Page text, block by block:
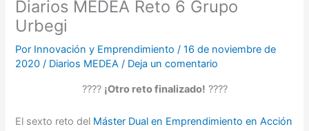
Diarios MEDEA Reto 6 Grupo
Urbegi
Por Innovación y Emprendimiento /16 de noviembre de
2020 / Diarios MEDEA / Deja un comentario
???? ¡Otro reto finalizado! ????
El sexto reto del Máster Dual en Emprendimiento en Acción